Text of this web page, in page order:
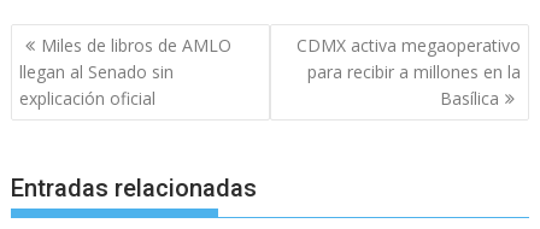
Navegación
de
entradas
Miles de libros de AMLO
llegan al Senado sin
explicación oficial
CDMX activa megaoperativo
para recibir a millones en la
Basílica
Entradas relacionadas